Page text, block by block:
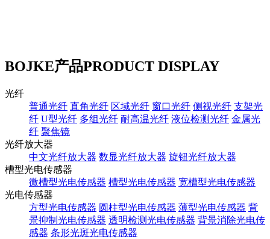
BOJKE产品PRODUCT DISPLAY
光纤
普通光纤 直角光纤 区域光纤 窗口光纤 侧视光纤 支架光
纤 U型光纤 多组光纤 耐高温光纤 液位检测光纤 金属光
纤 聚焦镜
光纤放大器
中文光纤放大器 数显光纤放大器 旋钮光纤放大器
槽型光电传感器
微槽型光电传感器 槽型光电传感器 宽槽型光电传感器
光电传感器
方型光电传感器 圆柱型光电传感器 薄型光电传感器 背
景抑制光电传感器 透明检测光电传感器 背景消除光电传
感器 条形光斑光电传感器